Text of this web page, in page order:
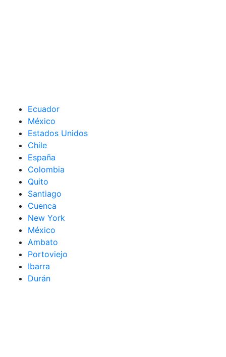
Ecuador
México
Estados Unidos
Chile
España
Colombia
Quito
Santiago
Cuenca
New York
México
Ambato
Portoviejo
Ibarra
Durán